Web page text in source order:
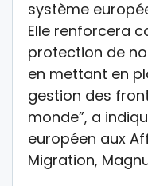
système
Elle renforcera
protection de
en mettant en
gestion des
monde”, a
européen aux
Migration,